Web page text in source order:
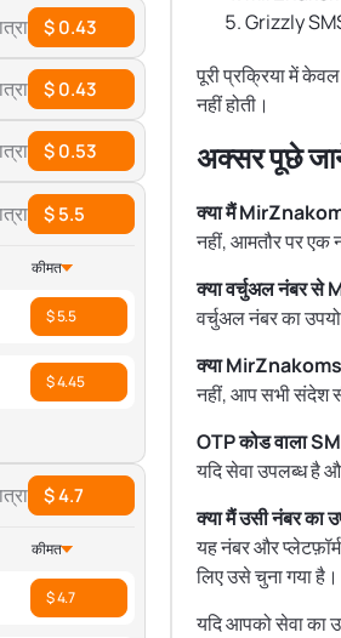
$ 0.43
$ 0.43
$ 0.53
$ 5.5
कीमत
$ 5.5
$ 4.45
$ 4.7
कीमत
$ 4.7
Grizzly
पूरी प्रक्रिया में
नहीं होती।
अक्सर पूछे
क्या मैं
नहीं, आमतौर पर एक
क्या वर्चुअल नंबर से
वर्चुअल नंबर का
क्या
नहीं, आप सभी संदेश
OTP कोड वाला
यदि सेवा उपलब्ध है
क्या मैं उसी नंबर का
यह नंबर और
लिए उसे चुना गया है।
यदि आपको सेवा का